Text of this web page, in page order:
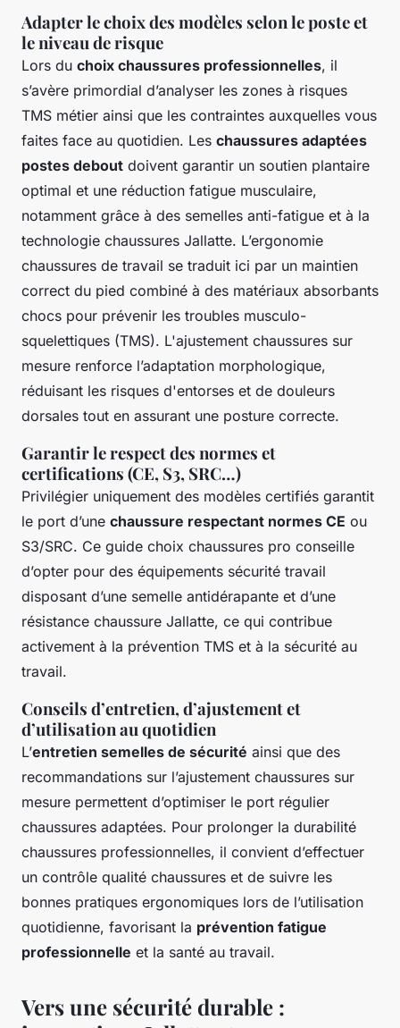
Adapter le choix des modèles selon le poste et
le niveau de risque
Lors du choix chaussures professionnelles, il
s’avère primordial d’analyser les zones à risques
TMS métier ainsi que les contraintes auxquelles vous
faites face au quotidien. Les chaussures adaptées
postes debout doivent garantir un soutien plantaire
optimal et une réduction fatigue musculaire,
notamment grâce à des semelles anti-fatigue et à la
technologie chaussures Jallatte. L’ergonomie
chaussures de travail se traduit ici par un maintien
correct du pied combiné à des matériaux absorbants
chocs pour prévenir les troubles musculo-
squelettiques (TMS). L'ajustement chaussures sur
mesure renforce l’adaptation morphologique,
réduisant les risques d'entorses et de douleurs
dorsales tout en assurant une posture correcte.
Garantir le respect des normes et
certifications (CE, S3, SRC…)
Privilégier uniquement des modèles certifiés garantit
le port d’une chaussure respectant normes CE ou
S3/SRC. Ce guide choix chaussures pro conseille
d’opter pour des équipements sécurité travail
disposant d’une semelle antidérapante et d’une
résistance chaussure Jallatte, ce qui contribue
activement à la prévention TMS et à la sécurité au
travail.
Conseils d’entretien, d’ajustement et
d’utilisation au quotidien
L’entretien semelles de sécurité ainsi que des
recommandations sur l’ajustement chaussures sur
mesure permettent d’optimiser le port régulier
chaussures adaptées. Pour prolonger la durabilité
chaussures professionnelles, il convient d’effectuer
un contrôle qualité chaussures et de suivre les
bonnes pratiques ergonomiques lors de l’utilisation
quotidienne, favorisant la prévention fatigue
professionnelle et la santé au travail.
Vers une sécurité durable :